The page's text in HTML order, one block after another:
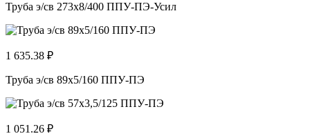
Труба э/св 273х8/400 ППУ-ПЭ-Усил
1 635.38 ₽
Труба э/св 89х5/160 ППУ-ПЭ
1 051.26 ₽